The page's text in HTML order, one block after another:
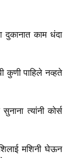
दुकानात काम धंदा
कुणी पाहिले नव्हते
सुनाना त्यांनी कोर्स
मशिनी घेऊन